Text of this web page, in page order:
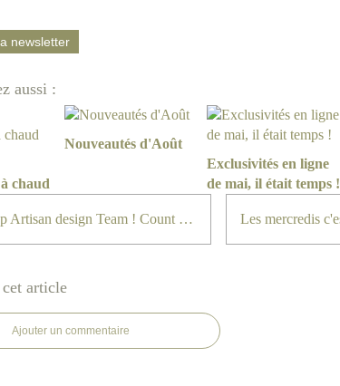
newsletter
aussi :
chaud
Nouveautés d'Août
Exclusivités en ligne
de mai, il était temps !
Blog Hop Artisan design Team ! Count My Blessing
article
Ajouter un commentaire